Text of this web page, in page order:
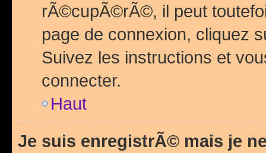
rÃ©cupÃ©rÃ©, il peut
page de connexion, cliquez
Suivez les instructions et
connecter.
Haut
Je suis enregistrÃ© mais je